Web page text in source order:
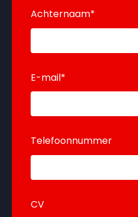
Achternaam*
E-mail*
Telefoonnummer
CV